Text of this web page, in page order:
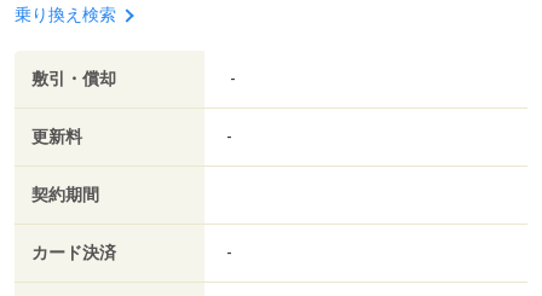
乗り換え検索
敷引・償却 -
更新料 -
契約期間
カード決済 -